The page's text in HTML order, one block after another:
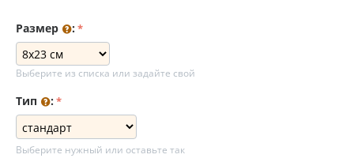
Размер :
Выберите из списка или задайте свой
Тип :
Выберите нужный или оставьте так